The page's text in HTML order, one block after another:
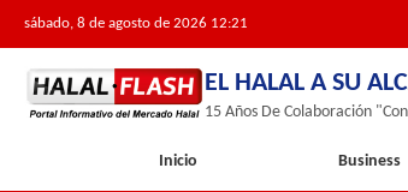
sábado, 8 de agosto de 2026 12:21
EL HALAL A SU
15 Años De Colaboración
Inicio Business